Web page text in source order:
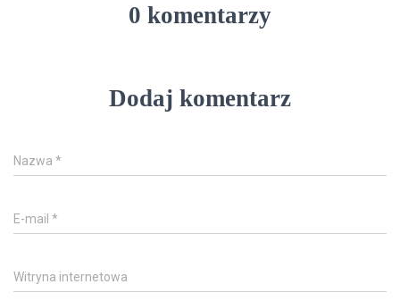
0 komentarzy
Dodaj komentarz
Nazwa *
E-mail *
Witryna internetowa